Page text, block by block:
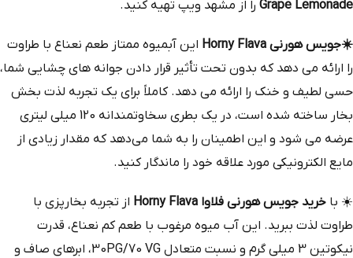
Grape Lemonade را از مشهد ویپ تهیه کنید.
☀️جویس هورنی Horny Flava
این آبمیوه ممتاز طعم نعناع با طراوت
را ارائه می‌ دهد که بدون تحت تأثیر قرار دادن جوانه‌ های چشایی شما،
حسی لطیف و خنک را ارائه می‌ دهد. کاملاً برای یک تجربه لذت‌ بخش
بخار ساخته شده است، در یک بطری سخاوتمندانه 120 میلی‌ لیتری
عرضه می‌ شود و این اطمینان را به شما می‌دهد که مقدار زیادی از
مایع الکترونیکی مورد علاقه خود را ماندگار کنید.
☀️ با خرید جویس هورنی فلاوا Horny Flava
از تجربه بخارپزی با
طراوت لذت ببرید. این آب میوه مرغوب با طعم کم نعناع، ​​قدرت
نیکوتین 3 میلی گرم و نسبت متعادل 30PG/70 VG، ابرهای صاف و